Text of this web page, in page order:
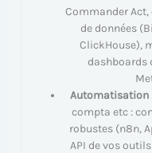
Commander Act,
de données
ClickHouse),
dashboards
Automatisation
compta etc :
robustes (n8n,
API de vos